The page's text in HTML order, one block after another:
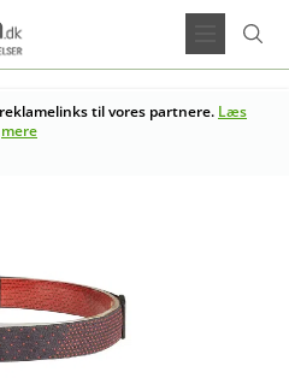
til vores partnere. Læs
mere